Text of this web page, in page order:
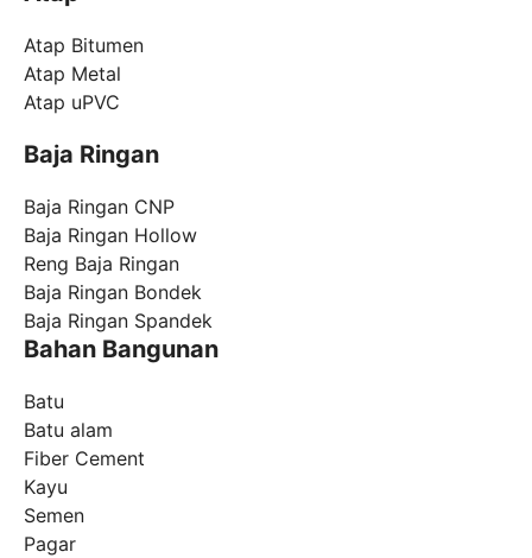
Atap Bitumen
Atap Metal
Atap uPVC
Baja Ringan
Baja Ringan CNP
Baja Ringan Hollow
Reng Baja Ringan
Baja Ringan Bondek
Baja Ringan Spandek
Bahan Bangunan
Batu
Batu alam
Fiber Cement
Kayu
Semen
Pagar